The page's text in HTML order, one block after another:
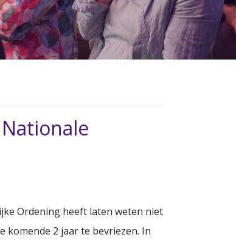
Ordening heeft laten weten niet
komende 2 jaar te bevriezen. In